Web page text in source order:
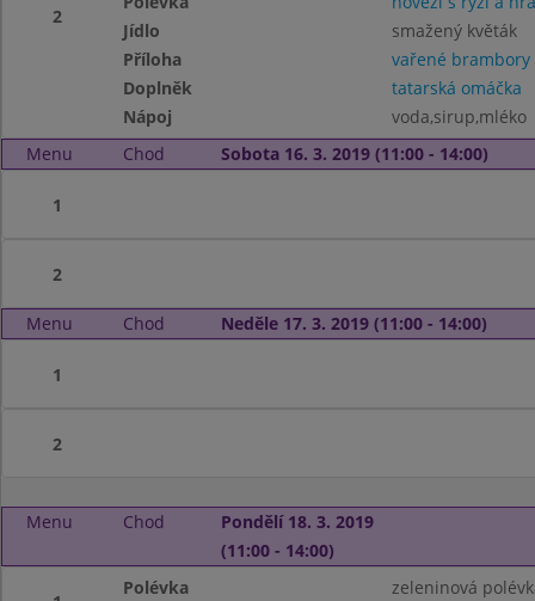
2
Jídlo
smažený květák
Příloha
vařené brambory
Doplněk
tatarská omáčka
Nápoj
voda,sirup,mléko
Menu
Chod Sobota 16. 3. 2019 (11:00 - 14:00)
1
2
Menu Chod Neděle 17. 3. 2019 (11:00 - 14:00)
1
2
Menu Chod
Pondělí 18. 3. 2019
(11:00 - 14:00)
Polévka
zeleninová